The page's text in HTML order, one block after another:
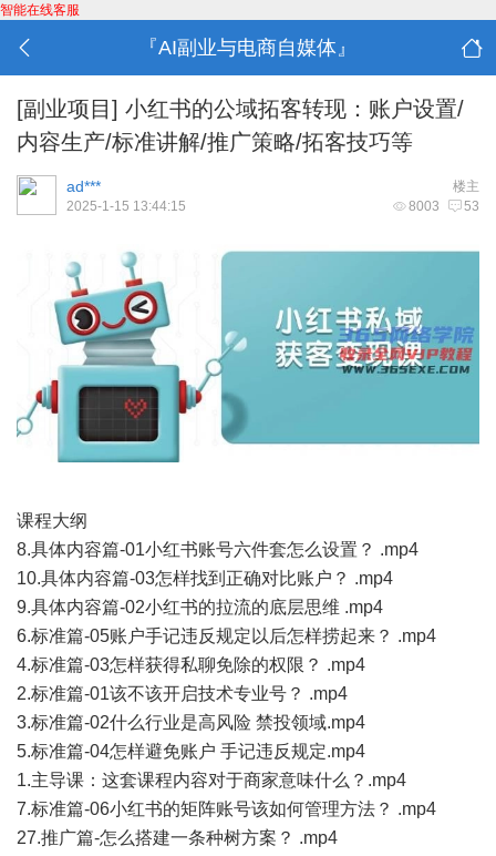
智能在线客服
『AI副业与电商自媒体』
[副业项目] 小红书的公域拓客转现：账户设置/
内容生产/标准讲解/推广策略/拓客技巧等
楼主
ad***
8003 53
2025-1-15 13:44:15
课程大纲
8.具体内容篇-01小红书账号六件套怎么设置？ .mp4
10.具体内容篇-03怎样找到正确对比账户？ .mp4
9.具体内容篇-02小红书的拉流的底层思维 .mp4
6.标准篇-05账户手记违反规定以后怎样捞起来？ .mp4
4.标准篇-03怎样获得私聊免除的权限？ .mp4
2.标准篇-01该不该开启技术专业号？ .mp4
3.标准篇-02什么行业是高风险 禁投领域.mp4
5.标准篇-04怎样避免账户 手记违反规定.mp4
1.主导课：这套课程内容对于商家意味什么？.mp4
7.标准篇-06小红书的矩阵账号该如何管理方法？ .mp4
27.推广篇-怎么搭建一条种树方案？ .mp4